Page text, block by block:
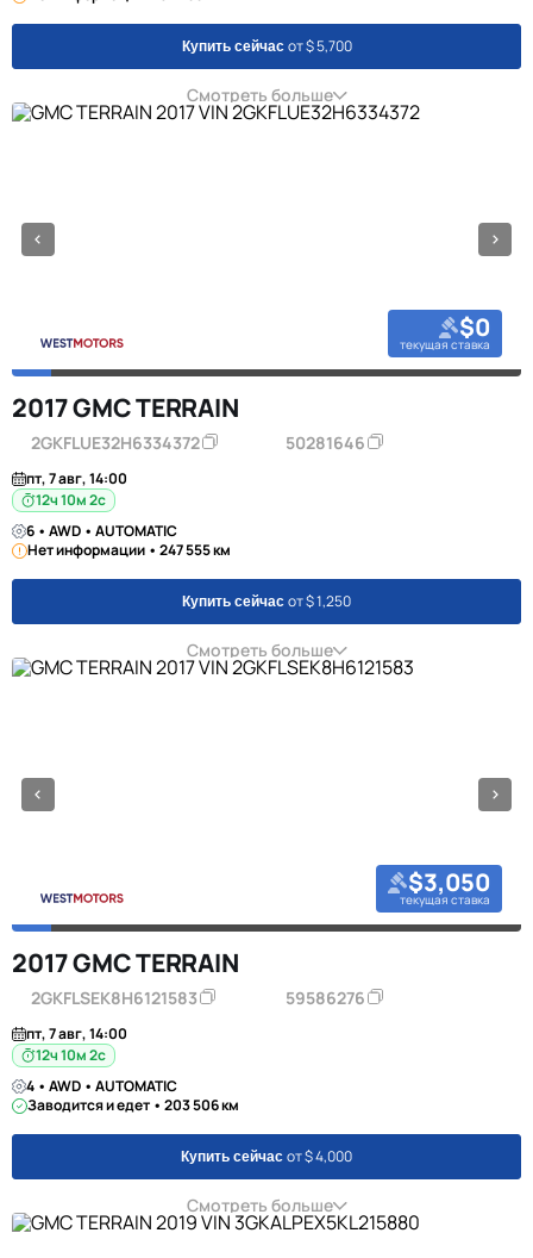
Купить сейчас от $ 5,700
Смотреть больше
$0
текущая ставка
2017 GMC TERRAIN
2GKFLUE32H6334372 50281646
пт, 7 авг, 14:00
12ч 10м 1с
6 • AWD • AUTOMATIC
Нет информации • 247 555 км
Купить сейчас от $ 1,250
Смотреть больше
$3,050
текущая ставка
2017 GMC TERRAIN
2GKFLSEK8H6121583 59586276
пт, 7 авг, 14:00
12ч 10м 1с
4 • AWD • AUTOMATIC
Заводится и едет • 203 506 км
Купить сейчас от $ 4,000
Смотреть больше